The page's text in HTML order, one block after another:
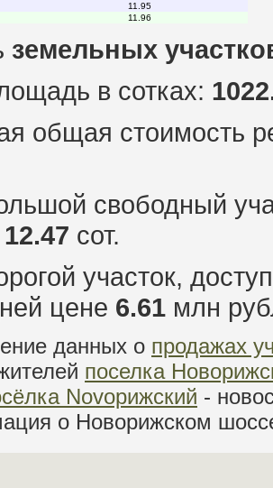
11.95
11.96
земельных
в сотках:
общая стоимость
свободный
12.47 сот.
участок,
цене 6.61 млн
данных о продажах
поселка
Novoрижский -
о Новорижском